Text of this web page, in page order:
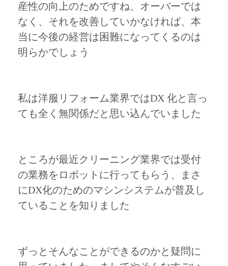
産性の向上のためですね、オーバーでは
なく、それを改善していかなければ、本
当に今後の経営は困難になってくるのは
明らかでしょう
私は洋服リフォーム業界ではDX 化と言っ
ても全く無関係だと思い込んでいました
ところが最近クリーニング業界では受付
の業務をロボットに行ってもらう、まさ
にDX化のためのマシンシステムが普及し
ていることを知りました
ずっとそんなことができるのかと疑問に